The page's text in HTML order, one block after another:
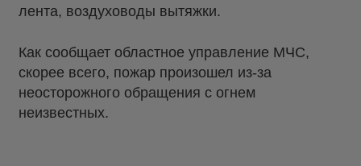
лента, воздуховоды вытяжки.
Как сообщает областное управление МЧС,
скорее всего, пожар произошел из-за
неосторожного обращения с огнем
неизвестных.